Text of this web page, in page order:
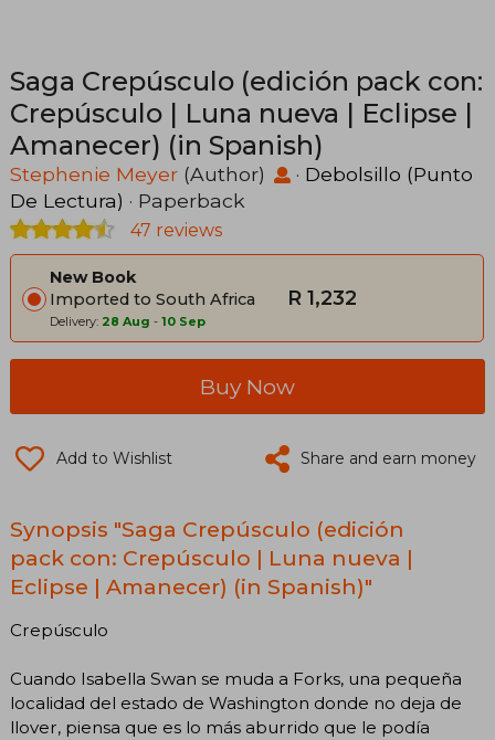
Saga Crepúsculo (edición pack con:
Crepúsculo | Luna nueva | Eclipse |
Amanecer) (in Spanish)
Stephenie Meyer (Author) · Debolsillo (Punto
De Lectura) · Paperback
47 reviews
New Book
Imported to South Africa
Delivery: 28 Aug - 10 Sep
R 1,232
Buy Now
Add to Wishlist Share and earn money
Synopsis "Saga Crepúsculo (edición
pack con: Crepúsculo | Luna nueva |
Eclipse | Amanecer) (in Spanish)"
Crepúsculo
Cuando Isabella Swan se muda a Forks, una pequeña
localidad del estado de Washington donde no deja de
llover, piensa que es lo más aburrido que le podía